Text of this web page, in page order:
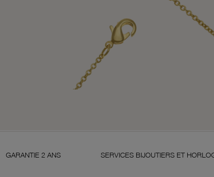
ANS SERVICES BIJOUTIERS ET HORLOGERS